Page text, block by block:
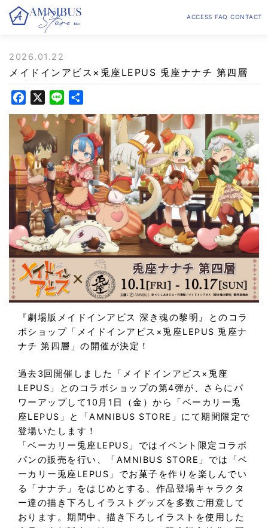
ACCESS FAQ CONTACT
2026.01.22
メイドインアビス×兎座LEPUS 兎座ナナチ 第四層
a
c
e
b
o
o
k
X
i
n
有
『劇場版メイドインアビス 深き魂の黎明』とのコラ
ボショップ「メイドインアビス×兎座LEPUS 兎座ナ
ナチ 第四層」の開催が決定！
過去3回開催しました「メイドインアビス×兎座
LEPUS」とのコラボショップの第4弾が、さらにパ
ワーアップして10月1日（金）から「ベーカリー兎
座LEPUS」と「AMNIBUS STORE」にて期間限定で
登場いたします！
「ベーカリー兎座LEPUS」ではイベント限定コラボ
パンの販売を行い、「AMNIBUS STORE」では「ベ
ーカリー兎座LEPUS」でお菓子を作りを楽しんでい
る「ナナチ」をはじめとする、作品登場キャラクタ
ー達の描き下ろしイラストグッズを多数ご用意して
おります。期間中、描き下ろしイラストを使用した